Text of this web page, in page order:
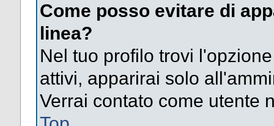
Come posso evitare di
linea?
Nel tuo profilo trovi
attivi, apparirai solo
Verrai contato come utente